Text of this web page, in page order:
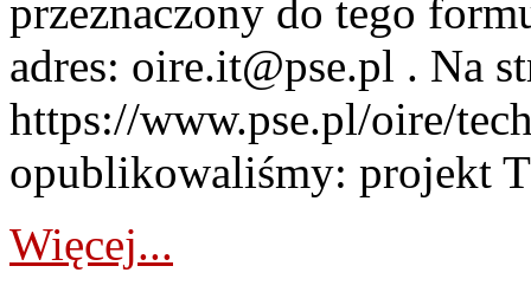
przeznaczony do tego
adres: oire.it@pse.pl . Na
https://www.pse.pl/oire/
opublikowaliśmy: projekt
Więcej...